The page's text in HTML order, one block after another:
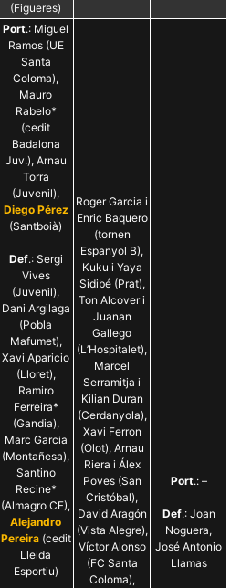
(Figueres)
Port.: Miguel
Ramos (UE
Santa
Coloma),
Mauro
Rabelo*
(cedit
Badalona
Juv.), Arnau
Torra
(Juvenil),
Diego Pérez
(Santboià)
Def.: Sergi
Vives
(Juvenil),
Dani Argilaga
(Pobla
Mafumet),
Xavi Aparicio
(Lloret),
Ramiro
Ferreira*
(Gandia),
Marc Garcia
(Montañesa),
Santino
Recine*
(Almagro CF),
Alejandro
Pereira(cedit
Lleida
Esportiu)
Roger Garcia i
Enric Baquero
(tornen
Espanyol B),
Kuku i Yaya
Sidibé (Prat),
Ton Alcover i
Juanan
Gallego
(L’Hospitalet),
Marcel
Serramitja i
Kilian Duran
(Cerdanyola),
Xavi Ferron
(Olot), Arnau
Riera i Álex
Poves (San
Cristóbal),
David Aragón
(Vista Alegre),
Víctor Alonso
(FC Santa
Coloma),
Port.: –
Def.: Joan
Noguera,
José Antonio
Llamas